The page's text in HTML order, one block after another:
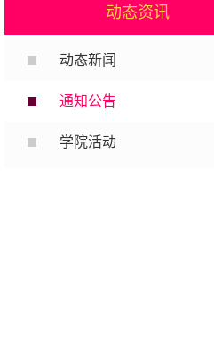
动态资讯
动态新闻
通知公告
学院活动